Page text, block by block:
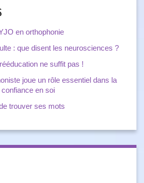
en orthophonie
: que disent les neurosciences ?
ne suffit pas !
joue un rôle essentiel dans la
en soi
trouver ses mots